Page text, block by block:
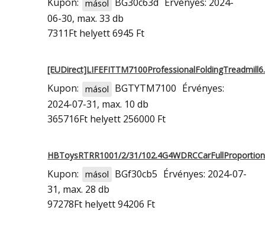
másol
06-30, max. 33 db
7311Ft helyett 6945 Ft
Kupon: másol BGTYTM7100 Érvényes:
2024-07-31, max. 10 db
365716Ft helyett 256000 Ft
HBToysRTRR1001/2/31/
Kupon: másol BGf30cb5 Érvényes: 2024-07-
31, max. 28 db
97278Ft helyett 94206 Ft